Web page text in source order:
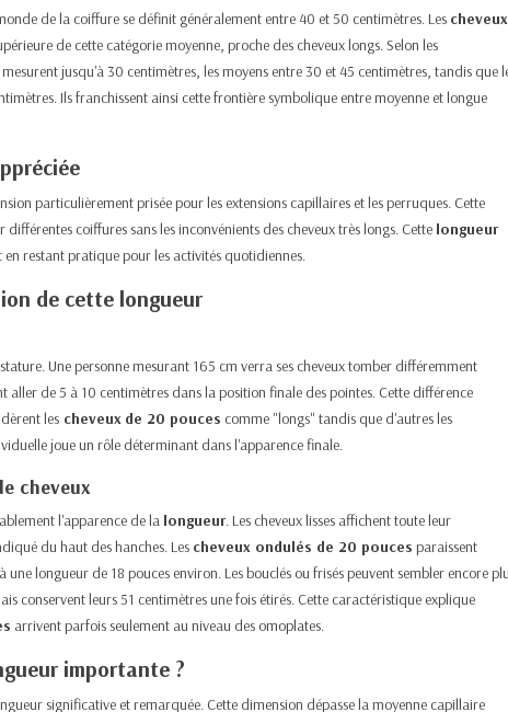
de la coiffure se définit généralement entre 40 et 50 centimètres. Les cheveux
de cette catégorie moyenne, proche des cheveux longs. Selon les
jusqu'à 30 centimètres, les moyens entre 30 et 45 centimètres, tandis que
Ils franchissent ainsi cette frontière symbolique entre moyenne et longue
particulièrement prisée pour les extensions capillaires et les perruques. Cette
coiffures sans les inconvénients des cheveux très longs. Cette longueur
restant pratique pour les activités quotidiennes.​
de cette longueur
Une personne mesurant 165 cm verra ses cheveux tomber différemment
aller de 5 à 10 centimètres dans la position finale des pointes. Cette différence
les cheveux de 20 pouces comme "longs" tandis que d'autres les
joue un rôle déterminant dans l'apparence finale.​
cheveux
l'apparence de la longueur. Les cheveux lisses affichent toute leur
du haut des hanches. Les cheveux ondulés de 20 pouces paraissent
longueur de 18 pouces environ. Les bouclés ou frisés peuvent sembler encore
conservent leurs 51 centimètres une fois étirés. Cette caractéristique explique
arrivent parfois seulement au niveau des omoplates.​
importante ?
significative et remarquée. Cette dimension dépasse la moyenne capillaire